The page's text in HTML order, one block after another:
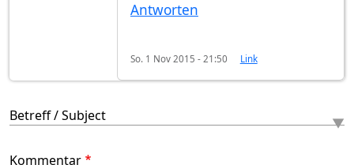
Antworten
So. 1 Nov 2015 - 21:50 Link
Betreff / Subject
Kommentar